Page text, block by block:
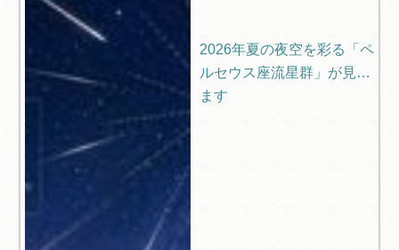
2026年夏の夜空を彩る「ペ
ルセウス座流星群」が見れ
ます